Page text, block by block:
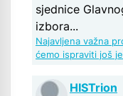
sjednice
izbora...
Najavljena važna
ćemo ispraviti još
HISTrion